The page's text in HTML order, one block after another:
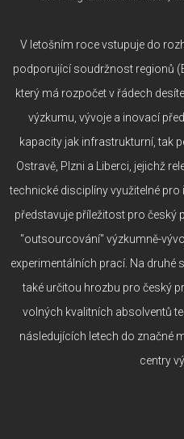
V letošním roce vstupuje do
podporující soudržnost regionů
který má rozpočet v řádech
výzkumu, vývoje a inovací
kapacity jak infrastrukturní, tak
Ostravě, Plzni a Liberci, jejichž
technické disciplíny využitelné
představuje příležitost pro český
"outsourcování" výzkumně-
experimentálních prací. Na druhé
také určitou hrozbu pro český
volných kvalitních absolventů
následujících letech do značné
centry